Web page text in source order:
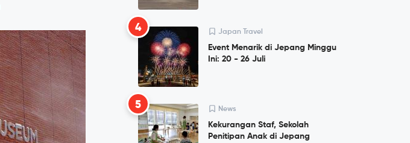
4 Japan Travel
Event Menarik di Jepang Minggu
Ini: 20 - 26 Juli
5 News
Kekurangan Staf, Sekolah
Penitipan Anak di Jepang